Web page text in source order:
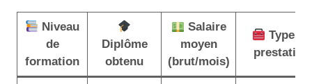
Niveau
de
formation
Diplôme
obtenu
Salaire
moyen
(brut/mois)
Types